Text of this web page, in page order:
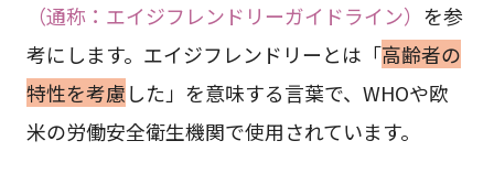
（通称：エイジフレンドリーガイドライン） を参
考にします。エイジフレンドリーとは「高齢者の
特性を考慮した」を意味する言葉で、WHOや欧
米の労働安全衛生機関で使用されています。